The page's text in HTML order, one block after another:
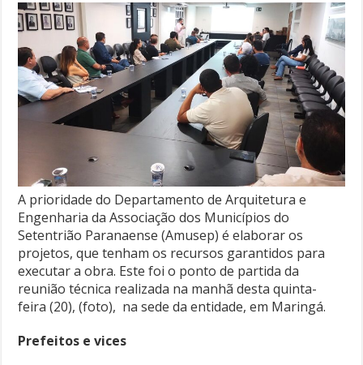
A prioridade do Departamento de Arquitetura e
Engenharia da Associação dos Municípios do
Setentrião Paranaense (Amusep) é elaborar os
projetos, que tenham os recursos garantidos para
executar a obra. Este foi o ponto de partida da
reunião técnica realizada na manhã desta quinta-
feira (20), (foto), na sede da entidade, em Maringá.
Prefeitos e vices